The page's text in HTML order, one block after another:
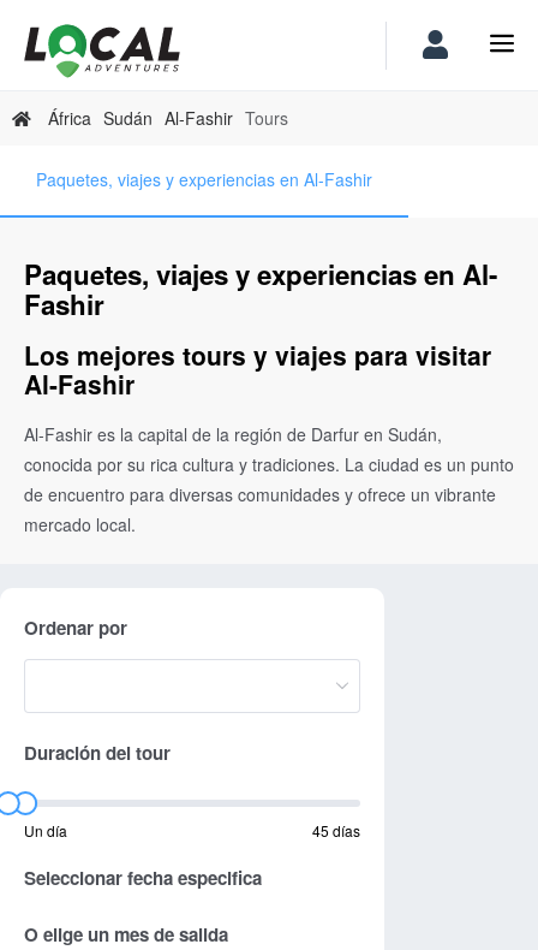
África Sudán Al-Fashir Tours
Paquetes, viajes y experiencias en Al-Fashir
Paquetes, viajes y experiencias en Al-
Fashir
Los mejores tours y viajes para visitar
Al-Fashir
Al-Fashir es la capital de la región de Darfur en Sudán,
conocida por su rica cultura y tradiciones. La ciudad es un punto
de encuentro para diversas comunidades y ofrece un vibrante
mercado local.
Ordenar por
Duración del tour
Un día 45 días
Seleccionar fecha especifica
O elige un mes de salida